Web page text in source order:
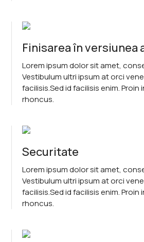
Finisarea în versiunea
Lorem ipsum dolor sit amet,
Vestibulum ultri ipsum at orci
facilisis.Sed id facilisis enim. Proin
rhoncus.
Securitate
Lorem ipsum dolor sit amet,
Vestibulum ultri ipsum at orci
facilisis.Sed id facilisis enim. Proin
rhoncus.